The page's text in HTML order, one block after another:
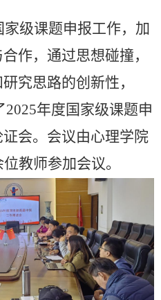
家级课题申报工作，加
作，通过思想碰撞，
究思路的创新性，
2025年度国家级课题申
会。会议由心理学院
位教师参加会议。